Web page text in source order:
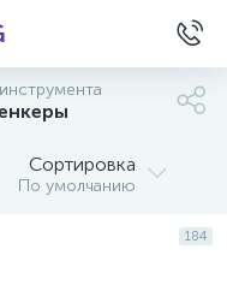
Сортировка
По умолчанию
184